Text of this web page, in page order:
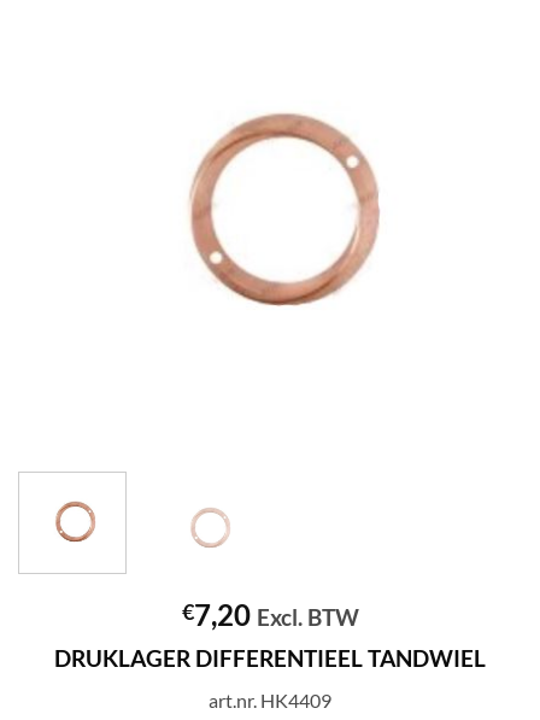
€7,20 Excl. BTW
DRUKLAGER DIFFERENTIEEL TANDWIEL
art.nr. HK4409